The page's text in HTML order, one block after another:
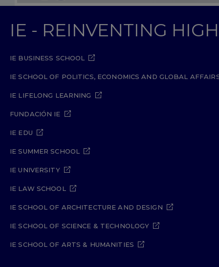
IE - REINVENTING
IE BUSINESS SCHOOL
IE SCHOOL OF POLITICS, ECONOMICS AND GLOBAL
IE LIFELONG LEARNING
FUNDACIÓN IE
IE EDU
IE SUMMER SCHOOL
IE UNIVERSITY
IE LAW SCHOOL
IE SCHOOL OF ARCHITECTURE AND DESIGN
IE SCHOOL OF SCIENCE & TECHNOLOGY
IE SCHOOL OF ARTS & HUMANITIES